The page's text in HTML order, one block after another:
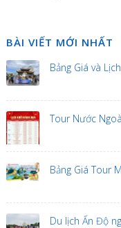
BÀI VIẾT MỚI NHẤT
Bảng Giá và
Tour Nước
Bảng Giá Tour
Du lịch Ấn Độ